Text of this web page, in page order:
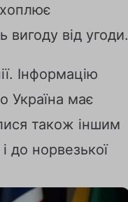
від угоди.
Інформацію
Україна має
також іншим
до норвезької